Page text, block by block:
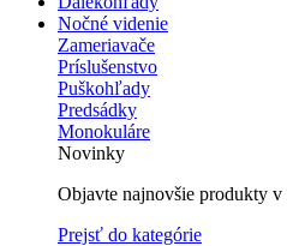
Nočné videnie
Zameriavače
Príslušenstvo
Puškohľady
Predsádky
Monokuláre
Novinky
Objavte najnovšie produkty
Prejsť do kategórie